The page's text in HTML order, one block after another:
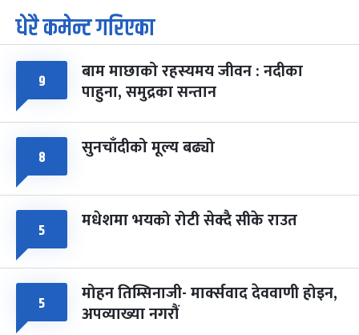
७
आइत
पूर्णिमा व्रत
चैत्र ७, २०८३-Mar 21, 2027
८ फागुपूर्णिमा
चैत्र ८, २०८३-Mar 22, 2027
७ महिना बाँकी
धेरै कमेन्ट गरिएका
९ बाम माछाको रहस्यमय जीवन : नदीका
पाहुना, समुद्रका सन्तान
८ सुनचाँदीको मूल्य बढ्यो
५ मधेशमा भयको रोटी सेक्दै सीके राउत
५ मोहन तिम्सिनाजी- मार्क्सवाद देववाणी होइन,
अपव्याख्या नगरौं